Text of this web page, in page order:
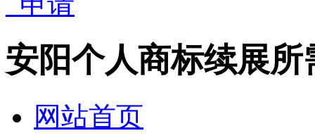
安阳个人商标续展
网站首页